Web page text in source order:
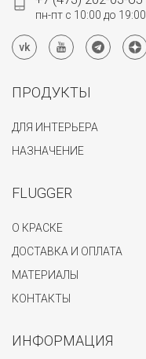
пн-пт с 10:00 до 19:00
ПРОДУКТЫ
ДЛЯ ИНТЕРЬЕРА
НАЗНАЧЕНИЕ
FLUGGER
О КРАСКЕ
ДОСТАВКА И ОПЛАТА
МАТЕРИАЛЫ
КОНТАКТЫ
ИНФОРМАЦИЯ